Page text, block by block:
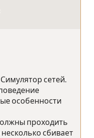
сетей.
особенности
проходить
сбивает